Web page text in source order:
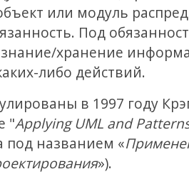
или модуль
Под
знание/хранение
либо действий.
в 1997 году
"Applying UML and
под названием «
»).